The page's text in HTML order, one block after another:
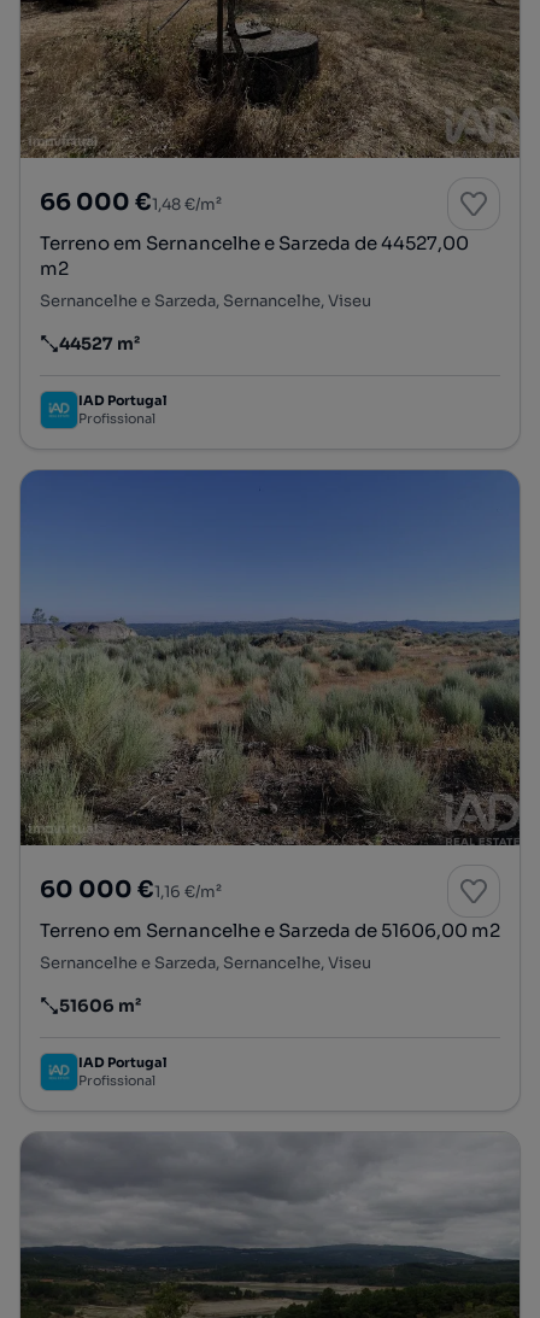
66 000 €1,48 €/m²
Terreno em Sernancelhe e Sarzeda de 44527,00
m2
Sernancelhe e Sarzeda, Sernancelhe, Viseu
Preço por metro quadrado
44527 m²
IAD Portugal
Profissional
60 000 €1,16 €/m²
Terreno em Sernancelhe e Sarzeda de 51606,00 m2
Sernancelhe e Sarzeda, Sernancelhe, Viseu
Preço por metro quadrado
51606 m²
IAD Portugal
Profissional